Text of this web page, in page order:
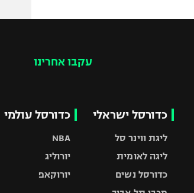
עקבו אחרינו
כדורסל ישראלי
ליגת ווינר סל
ליגה לאומית
כדורסל נשים
כדורסל עולמי
NBA
יורוליג
יורוקאפ